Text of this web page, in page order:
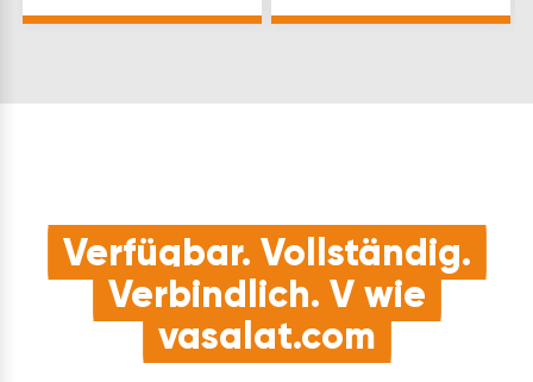
Verfügbar. Vollständig.
Verbindlich. V wie
vasalat.com